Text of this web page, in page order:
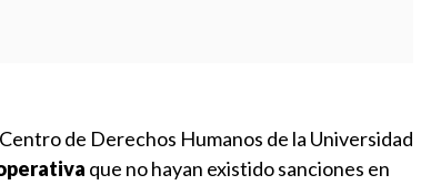
de Derechos Humanos de la Universidad
que no hayan existido sanciones en